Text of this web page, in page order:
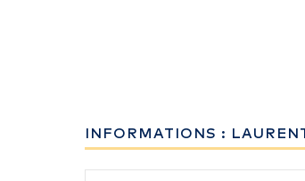
INFORMATIONS :